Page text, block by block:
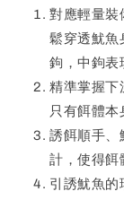
對應輕量裝
鬆穿透魷魚
鉤，中鉤表
精準掌握下
只有餌體本
誘餌順手、
計，使得餌
引誘魷魚的